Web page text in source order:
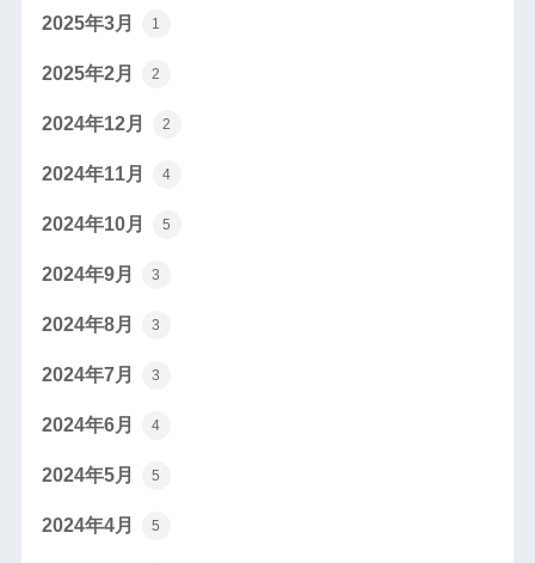
2025年3月 1
2025年2月 2
2024年12月 2
2024年11月 4
2024年10月 5
2024年9月 3
2024年8月 3
2024年7月 3
2024年6月 4
2024年5月 5
2024年4月 5